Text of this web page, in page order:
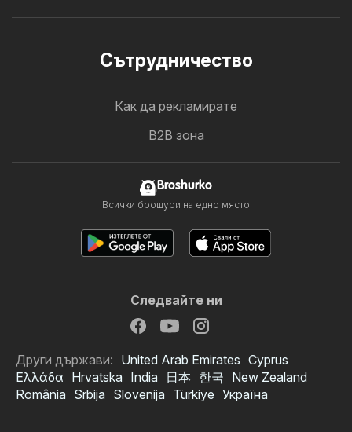
Cътрудничество
Как да рекламирате
B2B зона
Broshurko
Всички брошури на едно място
Следвайте ни
Други държави: United Arab Emirates Cyprus
Ελλάδα Hrvatska India 日本 한국 New Zealand
România Srbija Slovenija Türkiye Україна